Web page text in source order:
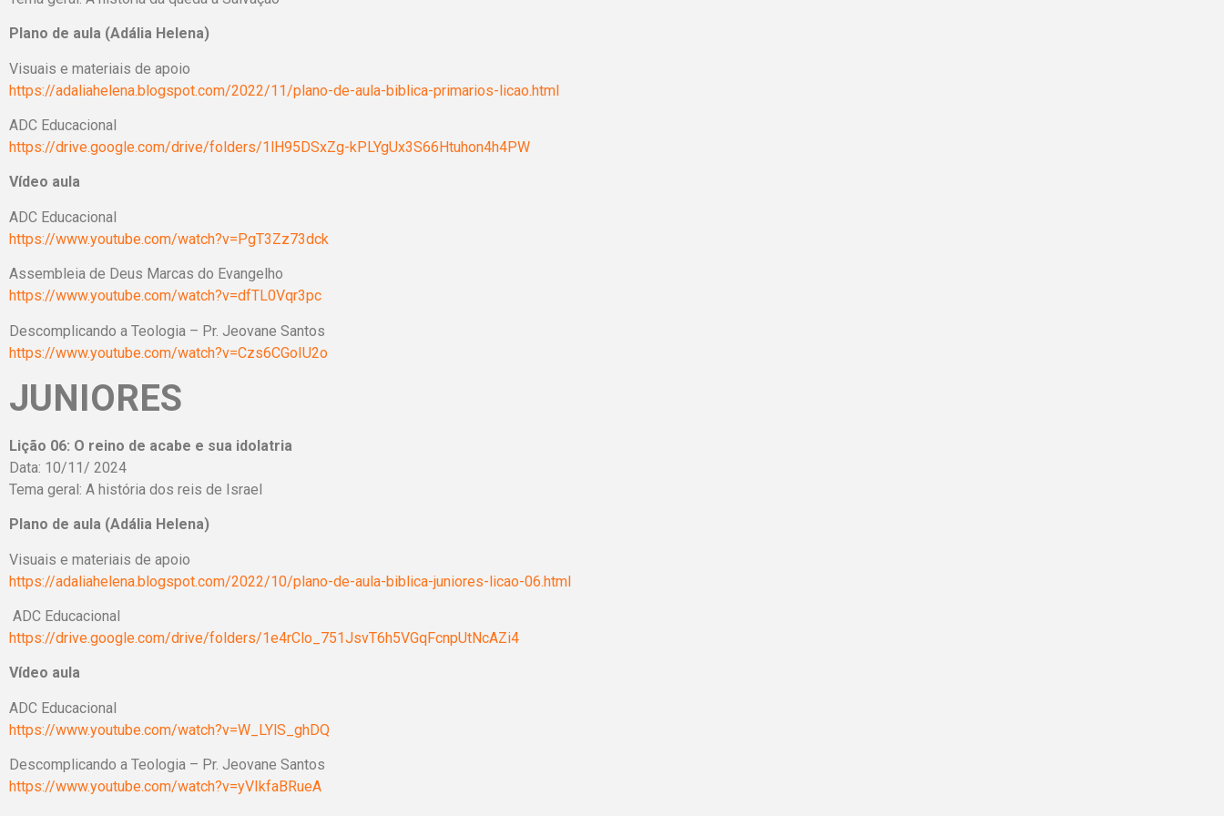
Plano de aula (Adália Helena)
Visuais e materiais de apoio
https://adaliahelena.blogspot.com/2022/11/plano-de-aula-biblica-primarios-licao.html
ADC Educacional
https://drive.google.com/drive/folders/1lH95DSxZg-kPLYgUx3S66Htuhon4h4PW
Vídeo aula
ADC Educacional
https://www.youtube.com/watch?v=PgT3Zz73dck
Assembleia de Deus Marcas do Evangelho
https://www.youtube.com/watch?v=dfTL0Vqr3pc
Descomplicando a Teologia – Pr. Jeovane Santos
https://www.youtube.com/watch?v=Czs6CGoIU2o
JUNIORES
Lição 06: O reino de acabe e sua idolatria
Data: 10/11/ 2024
Tema geral: A história dos reis de Israel
Plano de aula (Adália Helena)
Visuais e materiais de apoio
https://adaliahelena.blogspot.com/2022/10/plano-de-aula-biblica-juniores-licao-06.html
ADC Educacional
https://drive.google.com/drive/folders/1e4rClo_751JsvT6h5VGqFcnpUtNcAZi4
Vídeo aula
ADC Educacional
https://www.youtube.com/watch?v=W_LYlS_ghDQ
Descomplicando a Teologia – Pr. Jeovane Santos
https://www.youtube.com/watch?v=yVIkfaBRueA